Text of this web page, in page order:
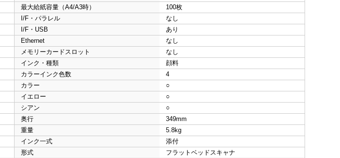
最大給紙容量（A4/A3時）
100枚
I/F・パラレル
なし
I/F・USB
あり
Ethernet
なし
メモリーカードスロット
なし
インク・種類
顔料
カラーインク色数
4
カラー
○
イエロー
○
シアン
○
奥行
349mm
重量
5.8kg
インク一式
添付
形式
フラットベッドスキャナ